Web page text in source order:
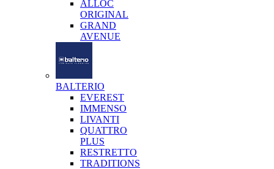
ALLOC
ORIGINAL
GRAND
AVENUE
BALTERIO
EVEREST
IMMENSO
LIVANTI
QUATTRO
PLUS
RESTRETTO
TRADITIONS